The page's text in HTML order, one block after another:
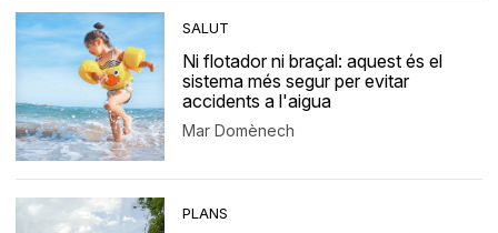
SALUT
Ni flotador ni braçal: aquest és el
sistema més segur per evitar
accidents a l'aigua
Mar Domènech
PLANS